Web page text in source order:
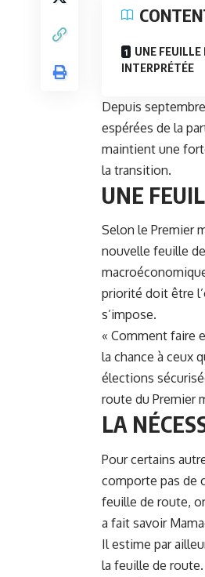
UNE FEUILLE
INTERPRÉTÉE
Depuis
espérées de la
maintient une
la transition.
UNE
Selon le Premier
nouvelle feuille
priorité doit être
s’impose.
« Comment faire
la chance à ceux
élections
route du Premier
LA
Pour certains
comporte pas de
feuille de route,
a fait savoir
Il estime par
la feuille de